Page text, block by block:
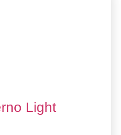
Light